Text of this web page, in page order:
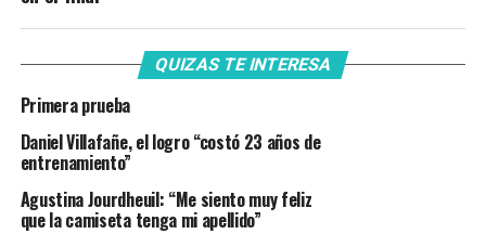
QUIZAS TE INTERESA
Primera prueba
Daniel Villafañe, el logro “costó 23 años de
entrenamiento”
Agustina Jourdheuil: “Me siento muy feliz
que la camiseta tenga mi apellido”